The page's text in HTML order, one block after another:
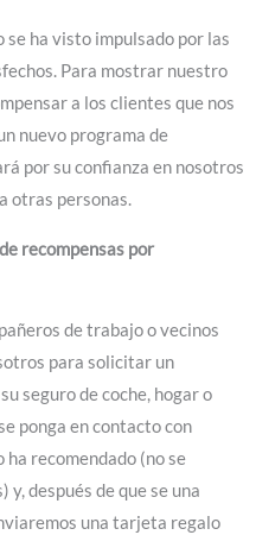
ha visto impulsado por las
Para mostrar nuestro
a los clientes que nos
nuevo programa de
por su confianza en nosotros
otras personas.
recompensas por
de trabajo o vecinos
para solicitar un
seguro de coche, hogar o
ponga en contacto con
ha recomendado (no se
después de que se una
una tarjeta regalo